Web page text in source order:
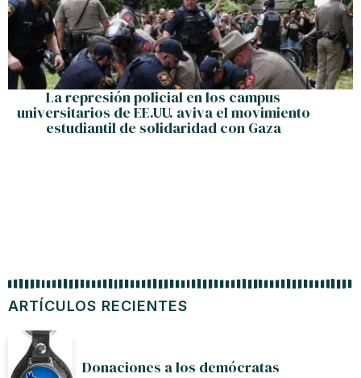
ARTÍCULOS RECIENTES
Donaciones a los demócratas
La represión policial en los campus
universitarios de EE.UU. aviva el movimiento
estudiantil de solidaridad con Gaza